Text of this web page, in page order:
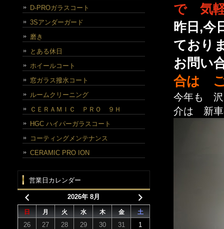
で 気軽
昨日,今
ており
お問い
合は ご
今年も 沢
介は 新車
D-PROガラスコート
3Sアンダーガード
磨き
とある休日
ホイールコート
窓ガラス撥水コート
ルームクリーニング
ＣＥＲＡＭＩＣ ＰＲＯ ９Ｈ
HGC ハイパーガラスコート
コーティングメンテナンス
CERAMIC PRO ION
営業日カレンダー
2026年 8月
日 月 火 水 木 金 土
26 27 28 29 30 31
1